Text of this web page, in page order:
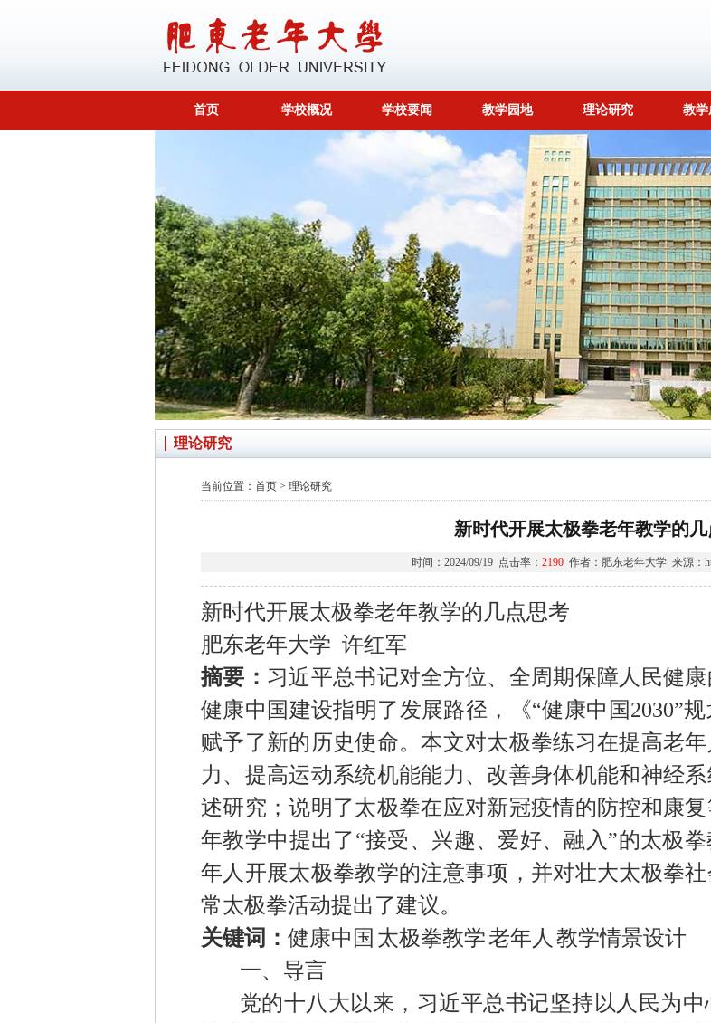
首页 学校概况 学校要闻 教学园地 理论研究 教学
理论研究
当前位置： 首页 > 理论研究
新时代开展太极拳老年教学的
时间：2024/09/19 点击率： 2190 作者：肥东老年大学 来源：
新时代开展太极拳老年教学的几点思考
肥东老年大学 许红军
摘要： 习近平总书记对全方位、全周期保障人民健康
健康中国建设指明了发展路径 ， 《“健康中国2030”规
赋予了新的历史使命。本文对太极拳练习在提高老
力、提高运动系统机能能力、改善身体机能和神经
述研究；说明了太极拳在应对新冠疫情的防控和康
年教学中提出了“接受、兴趣、爱好、融入”的太极
年人开展太极拳教学的注意事项，并对壮大太极拳
常太极拳活动提出了建议。
关键词： 健康中国 太极拳教学老年人 教学情景设计
一、导言
党的十八大以来，习近平总书记坚持以人民为